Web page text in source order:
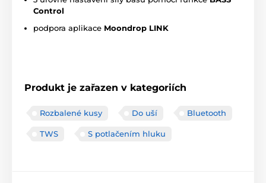
Control
podpora aplikace Moondrop LINK
Produkt je zařazen v kategoriích
Rozbalené kusy Do uší Bluetooth
TWS S potlačením hluku